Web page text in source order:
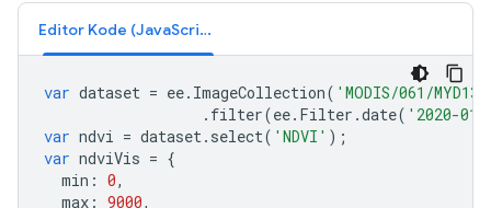
Editor Kode (JavaScript)
var dataset = ee. ImageCollection( 'MODIS/061/
. filter(ee. Filter .date( '2020-
var ndvi = dataset. select( 'NDVI' );
var ndviVis = {
min : 0,
max : 9000,